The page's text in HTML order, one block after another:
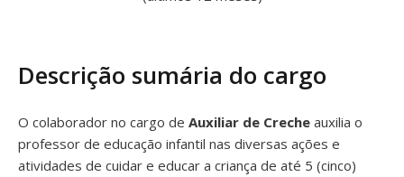
Descrição sumária do cargo
O colaborador no cargo de Auxiliar de Creche auxilia o
professor de educação infantil nas diversas ações e
atividades de cuidar e educar a criança de até 5 (cinco)